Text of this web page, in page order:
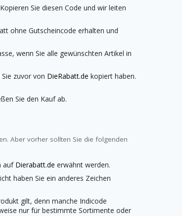
Sie diesen Code und wir leiten
ohne Gutscheincode erhalten und
wenn Sie alle gewünschten Artikel in
zuvor von DieRabatt.de kopiert haben.
Sie den Kauf ab.
Aber vorher sollten Sie die folgenden
auf Dierabatt.de erwähnt werden.
haben Sie ein anderes Zeichen
gilt, denn manche Indicode
nur für bestimmte Sortimente oder